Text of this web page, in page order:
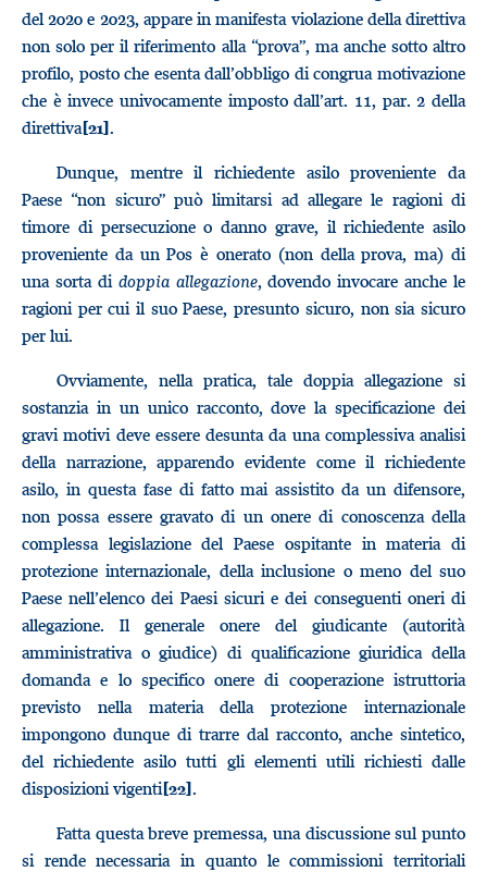
del 2020 e 2023, appare in manifesta violazione della direttiva
non solo per il riferimento alla “prova”, ma anche sotto altro
profilo, posto che esenta dall’obbligo di congrua motivazione
che è invece univocamente imposto dall’art. 11, par. 2 della
direttiva[21].
Dunque, mentre il richiedente asilo proveniente da
Paese “non sicuro” può limitarsi ad allegare le ragioni di
timore di persecuzione o danno grave, il richiedente asilo
proveniente da un Pos è onerato (non della prova, ma) di
una sorta di doppia allegazione, dovendo invocare anche le
ragioni per cui il suo Paese, presunto sicuro, non sia sicuro
per lui.
Ovviamente, nella pratica, tale doppia allegazione si
sostanzia in un unico racconto, dove la specificazione dei
gravi motivi deve essere desunta da una complessiva analisi
della narrazione, apparendo evidente come il richiedente
asilo, in questa fase di fatto mai assistito da un difensore,
non possa essere gravato di un onere di conoscenza della
complessa legislazione del Paese ospitante in materia di
protezione internazionale, della inclusione o meno del suo
Paese nell’elenco dei Paesi sicuri e dei conseguenti oneri di
allegazione. Il generale onere del giudicante (autorità
amministrativa o giudice) di qualificazione giuridica della
domanda e lo specifico onere di cooperazione istruttoria
previsto nella materia della protezione internazionale
impongono dunque di trarre dal racconto, anche sintetico,
del richiedente asilo tutti gli elementi utili richiesti dalle
disposizioni vigenti[22].
Fatta questa breve premessa, una discussione sul punto
si rende necessaria in quanto le commissioni territoriali